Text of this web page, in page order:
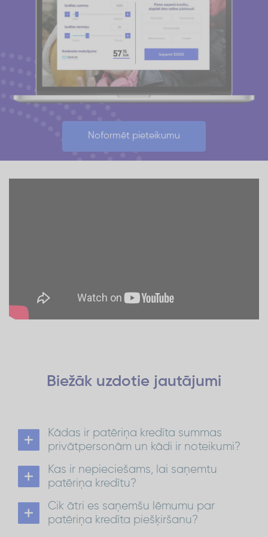
Noformēt pieteikumu
Biežāk uzdotie jautājumi
Kādas ir patēriņa kredīta summas
privātpersonām un kādi ir noteikumi?
līdz 1500 EUR ar atmaksas termiņu līdz 72
mēnešiem.
No 1 501 EUR līdz 15 000 EUR atmaksas termiņš ir
Vairāk par kredītu:Patēriņa kredīts
Kas ir nepieciešams, lai saņemtu
patēriņa kredītu?
ir jābūt Latvijas pastāvīgajam iedzīvotājam
vecumā no 21 līdz 70 gadiem*;
nepieciešams konts kādā no Latvijas
Cik ātri es saņemšu lēmumu par
patēriņa kredīta piešķiršanu?